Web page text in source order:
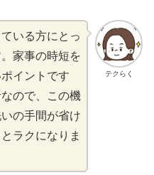
テクらく
いる方にとっ
家事の時短を
イントです
ので、この機
の手間が省け
ラクになりま